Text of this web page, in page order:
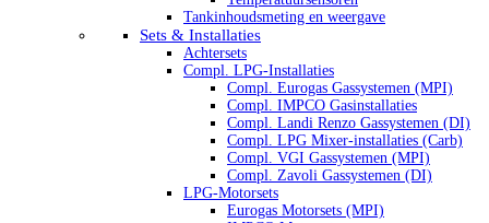
Tankinhoudsmeting en weergave
Sets & Installaties
Achtersets
Compl. LPG-Installaties
Compl. Eurogas Gassystemen (MPI)
Compl. IMPCO Gasinstallaties
Compl. Landi Renzo Gassystemen (DI)
Compl. LPG Mixer-installaties (Carb)
Compl. VGI Gassystemen (MPI)
Compl. Zavoli Gassystemen (DI)
LPG-Motorsets
Eurogas Motorsets (MPI)